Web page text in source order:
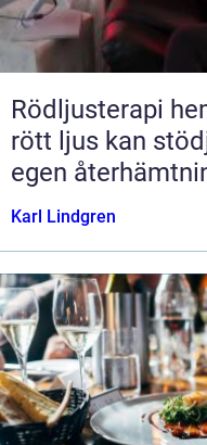
Rödljusterapi
rött ljus kan
egen
Karl Lindgren